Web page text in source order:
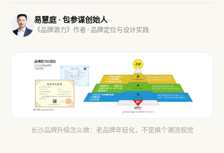
易慧庭 · 包参谋创始人
《品牌源力》作者 · 品牌定位与设计实践
长沙品牌升级怎么做：老品牌年轻化，不是换个潮流视觉